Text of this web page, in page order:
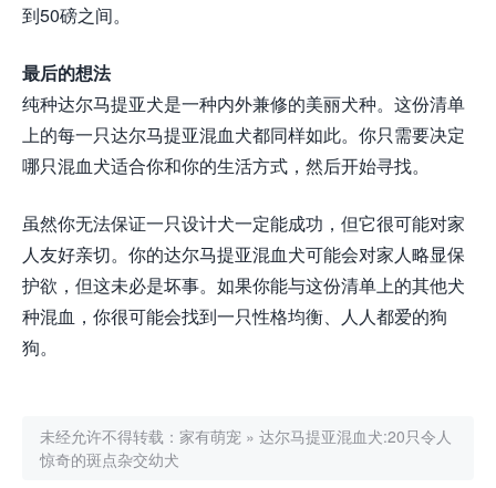
到50磅之间。
最后的想法
纯种达尔马提亚犬是一种内外兼修的美丽犬种。这份清单
上的每一只达尔马提亚混血犬都同样如此。你只需要决定
哪只混血犬适合你和你的生活方式，然后开始寻找。
虽然你无法保证一只设计犬一定能成功，但它很可能对家
人友好亲切。你的达尔马提亚混血犬可能会对家人略显保
护欲，但这未必是坏事。如果你能与这份清单上的其他犬
种混血，你很可能会找到一只性格均衡、人人都爱的狗
狗。
未经允许不得转载： 家有萌宠 » 达尔马提亚混血犬:20只令人
惊奇的斑点杂交幼犬